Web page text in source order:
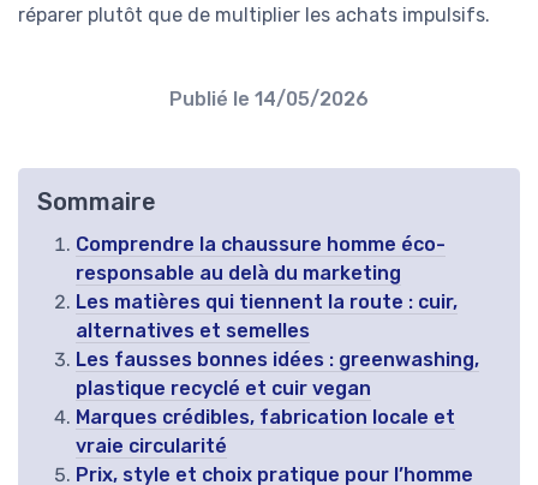
réparer plutôt que de multiplier les achats impulsifs.
Publié le 14/05/2026
Sommaire
Comprendre la chaussure homme éco-
responsable au delà du marketing
Les matières qui tiennent la route : cuir,
alternatives et semelles
Les fausses bonnes idées : greenwashing,
plastique recyclé et cuir vegan
Marques crédibles, fabrication locale et
vraie circularité
Prix, style et choix pratique pour l’homme